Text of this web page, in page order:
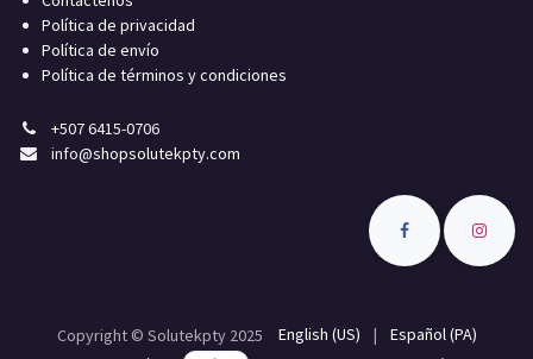
Política de privacidad
Política de envío
Política de términos y condiciones
+507 6415-0706
info@shopsolutekpty.com
Copyright © Solutekpty 2025 English (US) |
Español (PA)